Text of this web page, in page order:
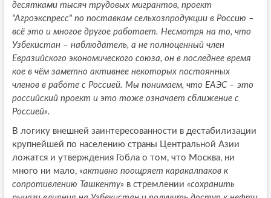
десятками тысяч трудовых мигрантов, проект
"Агроэкспресс" по поставкам сельхозпродукции в Россию –
всё это и многое другое работает. Несмотря на то, что
Узбекистан – наблюдатель, а не полноценный член
Евразийского экономического союза, он в последнее время
кое в чём заметно активнее некоторых постоянных
членов в работе с Россией. Мы понимаем, что ЕАЭС – это
российский проект и это тоже означает сближение с
Россией».
В логику внешней заинтересованности в дестабилизации
крупнейшей по населению страны Центральной Азии
ложатся и утверждения Гобла о том, что Москва, ни
много ни мало, «активно поощряет каракалпаков к
сопротивлению Ташкенту» в стремлении «сохранить